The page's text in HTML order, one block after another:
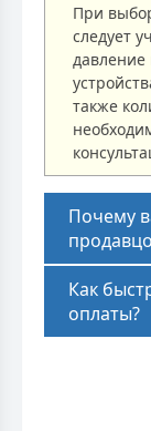
При
следует
также
Почему
Как
оплаты?